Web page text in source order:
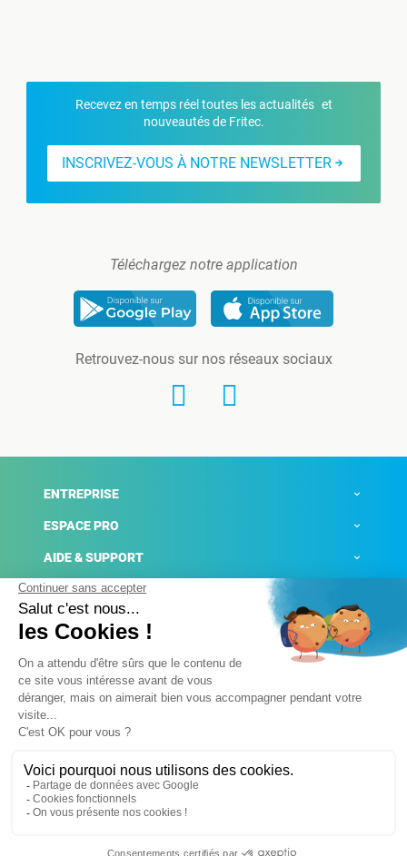
Recevez en temps réel toutes les actualités et
nouveautés de Fritec.
INSCRIVEZ-VOUS À NOTRE NEWSLETTER
Téléchargez notre application
Retrouvez-nous sur nos réseaux sociaux
ENTREPRISE
ESPACE PRO
AIDE & SUPPORT
ACTUALITÉS
Mentions légales
Conditions générales de ventes
Plateforme de signalement